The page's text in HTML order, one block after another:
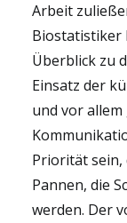
Arbeit
Biostatistiker
Überblick zu
Einsatz der
und vor
Priorität sein,
Pannen, die
werden. Der